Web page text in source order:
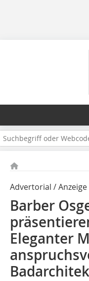
Advertorial / Anzeige
Barber
Eleganter